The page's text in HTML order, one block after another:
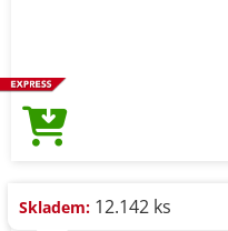
Skladem: 12.142 ks